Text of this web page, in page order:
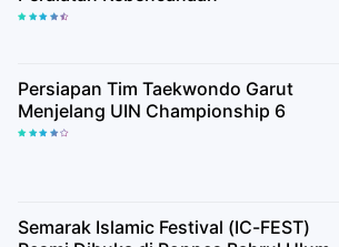
Rumah Tangga' Angkat Kisah Korban
Persiapan Tim Taekwondo Garut
Menjelang UIN Championship 6
Semarak Islamic Festival (IC-FEST)